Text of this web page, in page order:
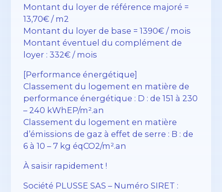
Montant du loyer de référence majoré =
13,70€ / m2
Montant du loyer de base = 1390€ / mois
Montant éventuel du complément de
loyer : 332€ / mois
[Performance énergétique]
Classement du logement en matière de
performance énergétique : D : de 151 à 230
– 240 kWhEP/m².an
Classement du logement en matière
d’émissions de gaz à effet de serre : B : de
6 à 10 – 7 kg éqCO2/m².an
À saisir rapidement !
Société PLUSSE SAS – ​​Numéro SIRET :